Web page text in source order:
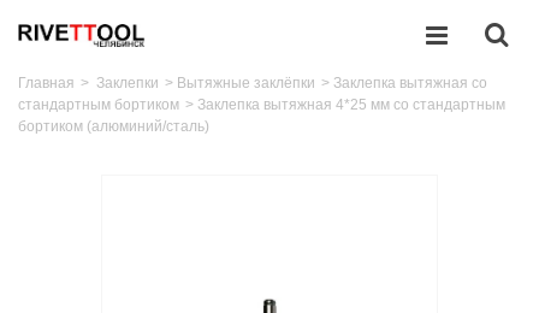
Главная > Заклепки > Вытяжные заклёпки > Заклепка вытяжная со
стандартным бортиком > Заклепка вытяжная 4*25 мм со стандартным
бортиком (алюминий/сталь)